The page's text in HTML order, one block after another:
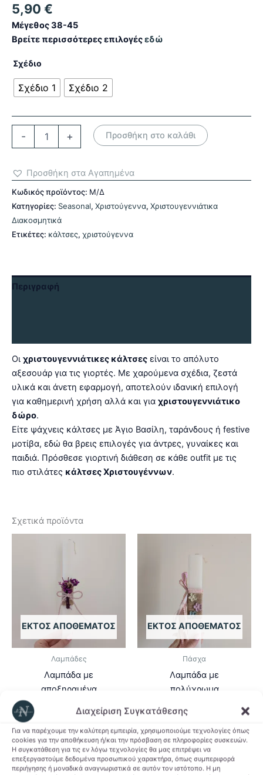
Διαχείριση Συγκατάθεσης
Για να παρέχουμε την καλύτερη εμπειρία, χρησιμοποιούμε τεχνολογίες όπως
cookies για την αποθήκευση ή/και την πρόσβαση σε πληροφορίες συσκευών.
Η συγκατάθεση για τις εν λόγω τεχνολογίες θα μας επιτρέψει να
επεξεργαστούμε δεδομένα προσωπικού χαρακτήρα, όπως συμπεριφορά
περιήγησης ή μοναδικά αναγνωριστικά σε αυτόν τον ιστότοπο. Η μη
5,90 €
Μέγεθος 38-45
Βρείτε περισσότερες επιλογέςεδώ
Σχέδιο
Σχέδιο 1 Σχέδιο 2
- + Προσθήκη στο καλάθι
Προσθήκη στα Αγαπημένα
Κωδικός προϊόντος: Μ/Δ
Κατηγορίες: Seasonal, Χριστούγεννα, Χριστουγεννιάτικα
Διακοσμητικά
Ετικέτες: κάλτσες, χριστούγεννα
Περιγραφή
Οι χριστουγεννιάτικες κάλτσες είναι το απόλυτο
αξεσουάρ για τις γιορτές. Με χαρούμενα σχέδια, ζεστά
υλικά και άνετη εφαρμογή, αποτελούν ιδανική επιλογή
για καθημερινή χρήση αλλά και για χριστουγεννιάτικο
δώρο.
Είτε ψάχνεις κάλτσες με Άγιο Βασίλη, ταράνδους ή festive
μοτίβα, εδώ θα βρεις επιλογές για άντρες, γυναίκες και
παιδιά. Πρόσθεσε γιορτινή διάθεση σε κάθε outfit με τις
πιο στιλάτες κάλτσες Χριστουγέννων.
Σχετικά προϊόντα
ΕΚΤΌΣ ΑΠΟΘΈΜΑΤΟΣ
Λαμπάδες
Λαμπάδα με
αποξηραμένα
Διαβάστε
περισσότερα
ΕΚΤΌΣ ΑΠΟΘΈΜΑΤΟΣ
Πάσχα
Λαμπάδα με
πολύχρωμα
9,90
Διαβάστε
περισσότερα